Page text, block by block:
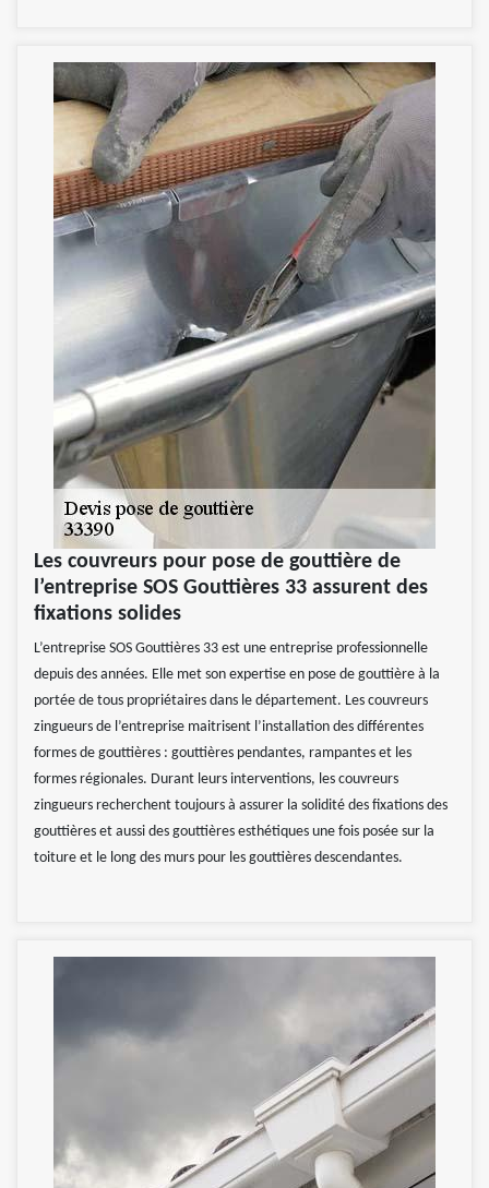
Les couvreurs pour pose de gouttière de
l’entreprise SOS Gouttières 33 assurent des
fixations solides
L’entreprise SOS Gouttières 33 est une entreprise professionnelle
depuis des années. Elle met son expertise en pose de gouttière à la
portée de tous propriétaires dans le département. Les couvreurs
zingueurs de l’entreprise maitrisent l’installation des différentes
formes de gouttières : gouttières pendantes, rampantes et les
formes régionales. Durant leurs interventions, les couvreurs
zingueurs recherchent toujours à assurer la solidité des fixations des
gouttières et aussi des gouttières esthétiques une fois posée sur la
toiture et le long des murs pour les gouttières descendantes.